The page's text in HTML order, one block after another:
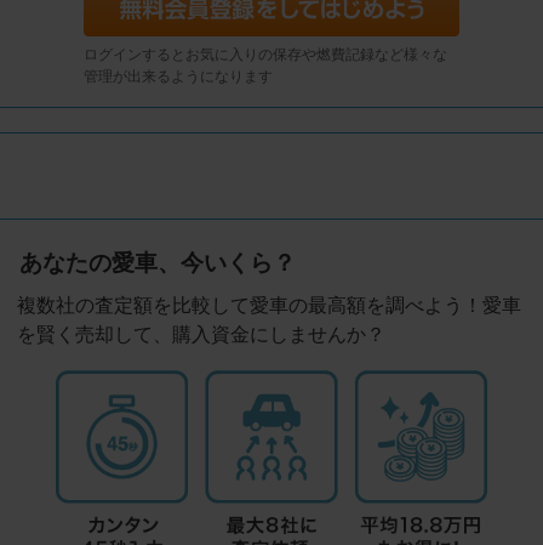
ログインするとお気に入りの保存や燃費記録など様々な
管理が出来るようになります
あなたの愛車、今いくら？
複数社の査定額を比較して愛車の最高額を調べよう！愛車
を賢く売却して、購入資金にしませんか？